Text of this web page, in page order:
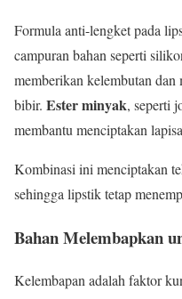
Formula anti-lengket pada
campuran bahan seperti
memberikan kelembutan dan
bibir. Ester minyak, seperti
membantu menciptakan
Kombinasi ini menciptakan
sehingga lipstik tetap
Bahan Melembapkan
Kelembapan adalah faktor